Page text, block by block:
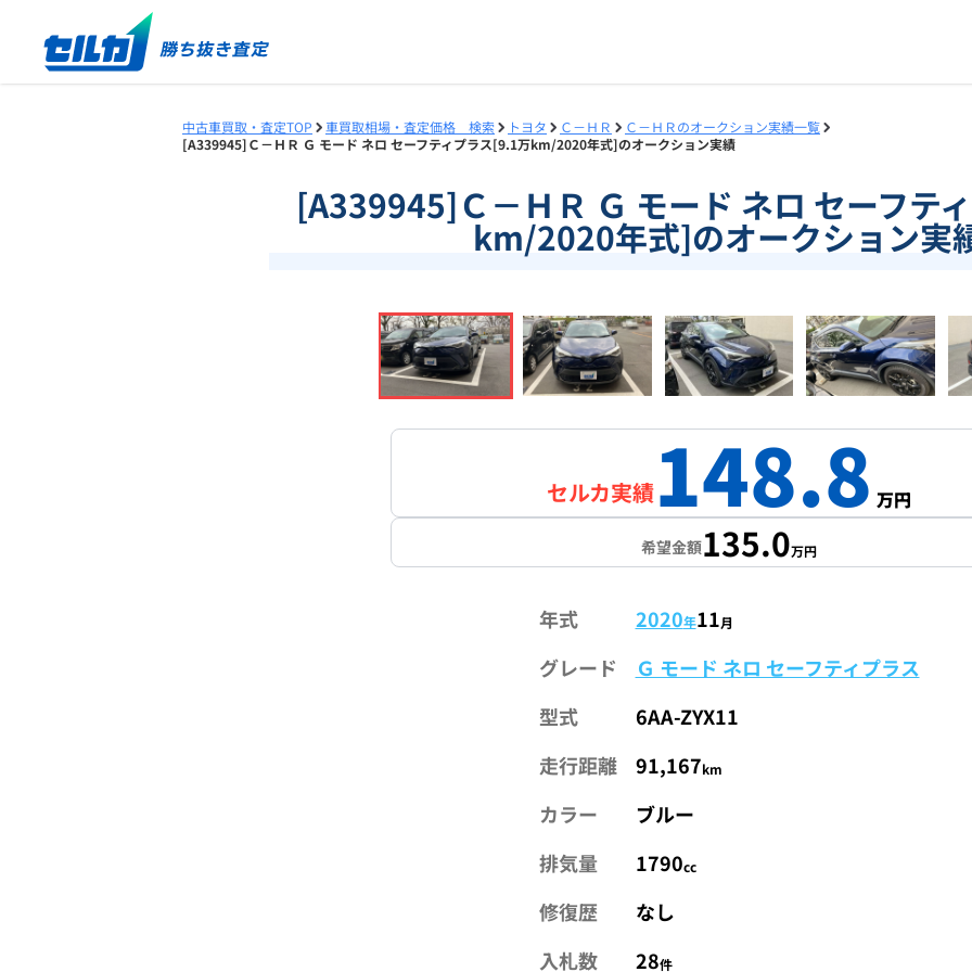
中古車買取・査定TOP 車買取相場・査定価格 検索 トヨタ Ｃ－ＨＲ
Ｃ－ＨＲのオークション実績一覧
[A339945]Ｃ－ＨＲ Ｇ モード ネロ セーフティプラス[9.1万km/2020年式]のオークション実績
[A339945]Ｃ－ＨＲ Ｇ モード ネロ セーフテ
km/2020年式]のオークション実
セルカ実績148.8 万円
希望金額135.0万円
年式 2020年11月
グレード
Ｇ モード ネロ セーフティプラス
型式
6AA-ZYX11
走行距離
91,167km
カラー
ブルー
排気量
1790cc
修復歴
なし
入札数
28件